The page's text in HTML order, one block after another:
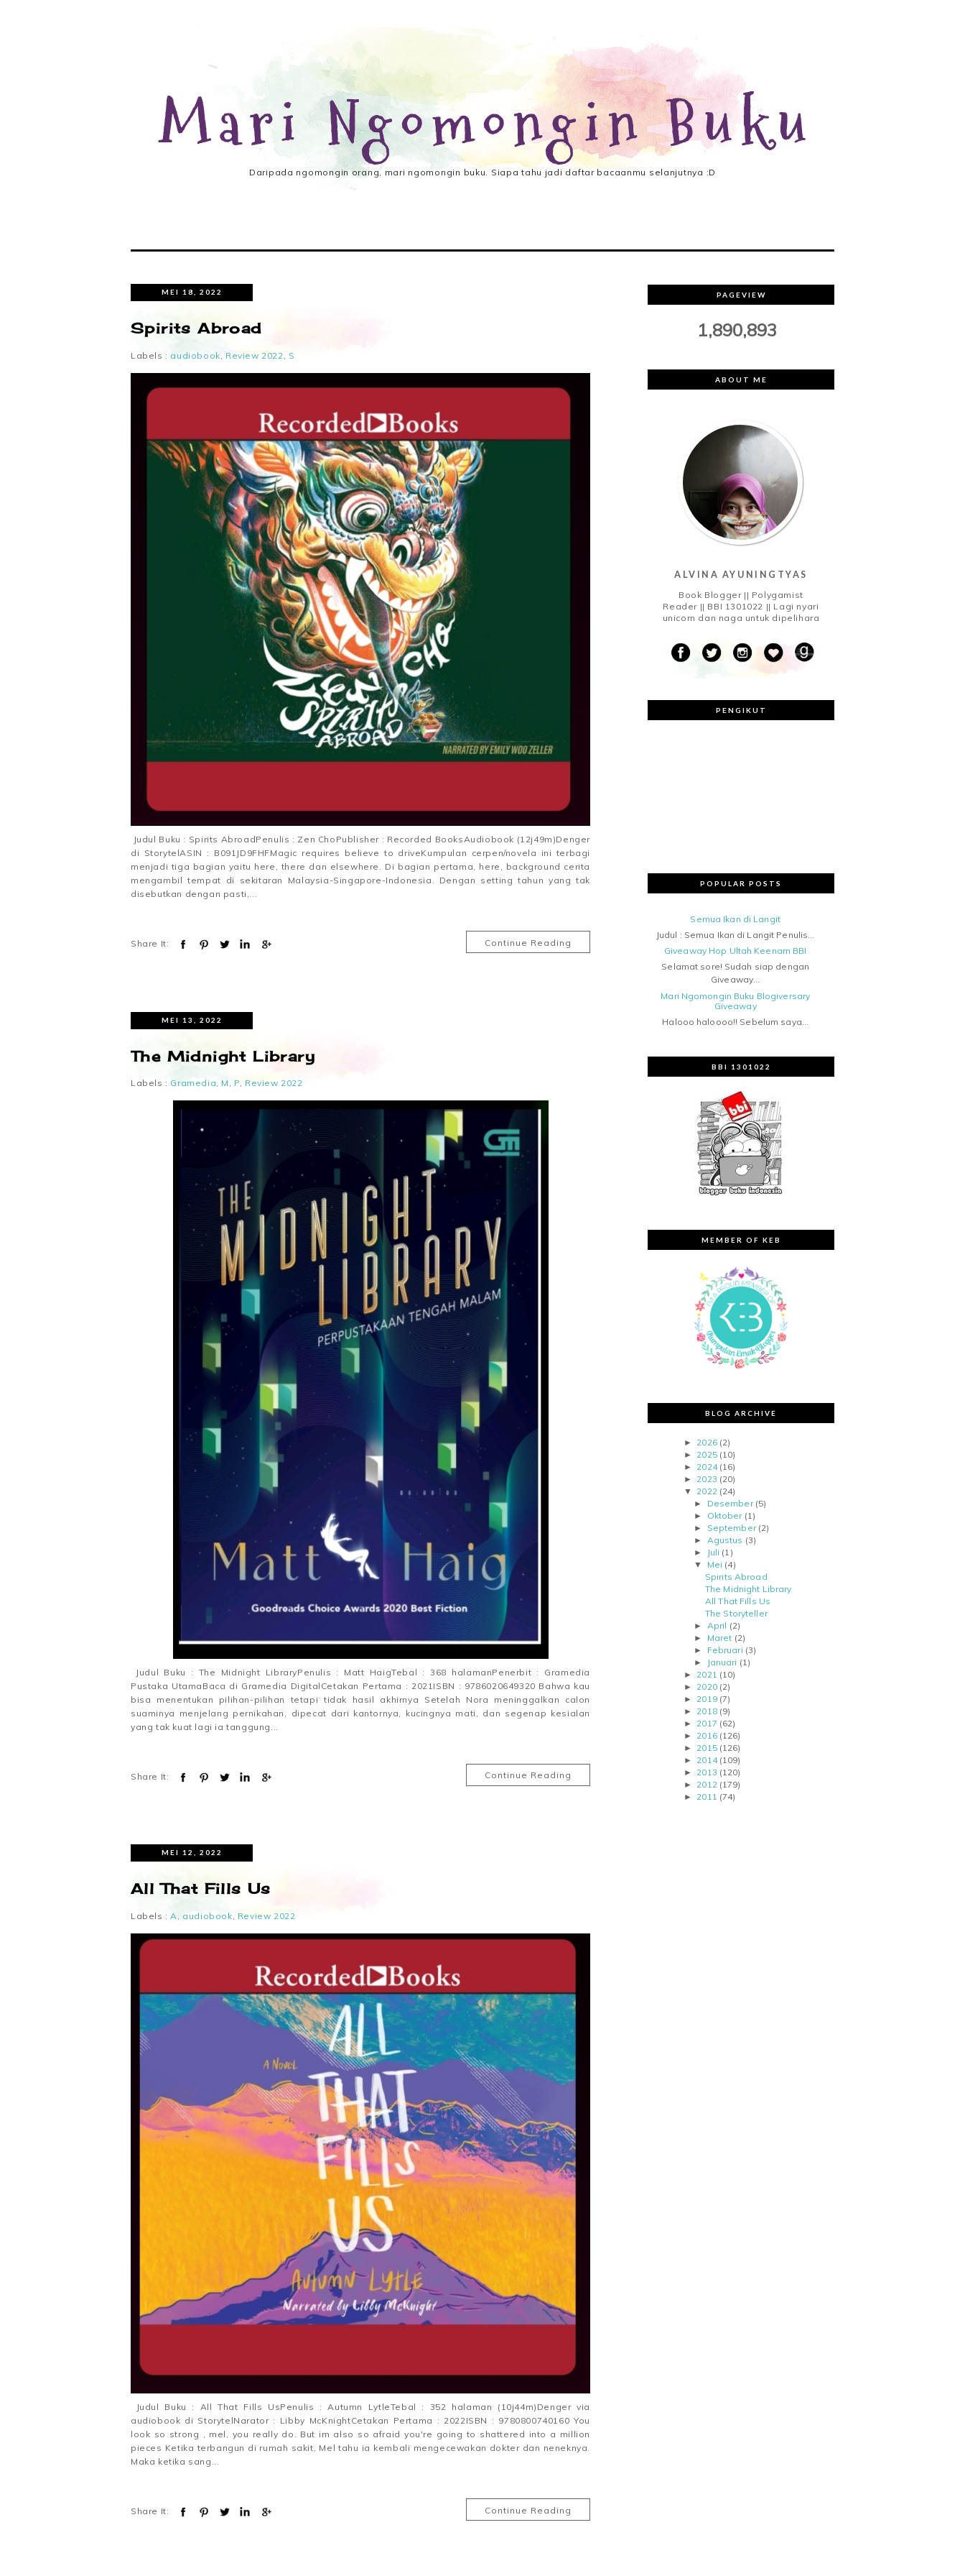
Mari Ngomongin Buku
Daripada ngomongin orang, mari ngomongin buku. Siapa tahu jadi daftar bacaanmu selanjutnya :D
MEI 18, 2022
Spirits Abroad
Labels : audiobook Review 2022 S
Judul Buku : Spirits AbroadPenulis : Zen ChoPublisher : Recorded BooksAudiobook (12j49m)Denger
di StorytelASIN : B091JD9FHFMagic requires believe to driveKumpulan cerpen/novela ini terbagi
menjadi tiga bagian yaitu here, there dan elsewhere. Di bagian pertama, here, background cerita
mengambil tempat di sekitaran Malaysia-Singapore-Indonesia. Dengan setting tahun yang tak
disebutkan dengan pasti,...
Share It: Continue Reading
MEI 13, 2022
The Midnight Library
Labels : Gramedia, M , P, Review 2022
Judul Buku : The Midnight LibraryPenulis : Matt HaigTebal : 368 halamanPenerbit : Gramedia
Pustaka UtamaBaca di Gramedia DigitalCetakan Pertama : 2021ISBN : 9786020649320 Bahwa kau
bisa menentukan pilihan-pilihan tetapi tidak hasil akhirnya Setelah Nora meninggalkan calon
suaminya menjelang pernikahan, dipecat dari kantornya, kucingnya mati, dan segenap kesialan
yang tak kuat lagi ia tanggung...
Share It: Continue Reading
MEI 12, 2022
All That Fills Us
Labels : A audiobook ,Review 2022
Judul Buku : All That Fills UsPenulis : Autumn LytleTebal : 352 halaman (10j44m)Denger via
audiobook di StorytelNarator : Libby McKnightCetakan Pertama : 2022ISBN : 9780800740160 You
look so strong , mel, you really do. But im also so afraid you're going to shattered into a million
pieces Ketika terbangun di rumah sakit, Mel tahu ia kembali mengecewakan dokter dan neneknya.
Maka ketika sang...
Share It: Continue Reading
PAGEVIEW
1,890,893
ABOUT ME
ALVINA AYUNINGTYAS
Book Blogger || Polygamist
Reader || BBI 1301022 || Lagi nyari
unicorn dan naga untuk dipelihara
PENGIKUT
POPULAR POSTS
Semua Ikan di Langit
Judul : Semua Ikan di Langit Penulis...
Giveaway Hop Ultah Keenam BBI
Selamat sore! Sudah siap dengan
Giveaway...
Mari Ngomongin Buku Blogiversary
Giveaway
Halooo haloooo!! Sebelum saya...
BBI 1301022
MEMBER OF KEB
BLOG ARCHIVE
► 2026 (2)
► 2025 (10)
► 2024 (16)
► 2023 (20)
▼ 2022 (24)
► Desember (5)
► Oktober (1)
► September (2)
► Agustus (3)
► Juli (1)
▼ Mei (4)
Spirits Abroad
The Midnight Library
All That Fills Us
The Storyteller
► April (2)
► Maret (2)
► Februari (3)
► Januari (1)
► 2021 (10)
► 2020 (2)
► 2019 (7)
► 2018 (9)
► 2017 (62)
► 2016 (126)
► 2015 (126)
► 2014 (109)
► 2013 (120)
► 2012 (179)
► 2011 (74)